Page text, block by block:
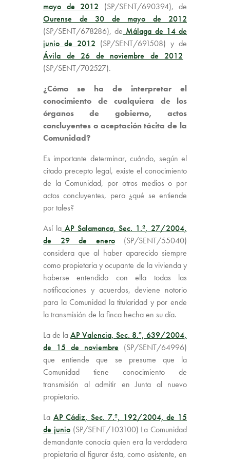
mayo de 2012 (SP/SENT/690394), de
Ourense de 30 de mayo de 2012
(SP/SENT/678286), de Málaga de 14 de
junio de 2012 (SP/SENT/691508) y de
Ávila de 26 de noviembre de 2012
(SP/SENT/702527).
¿Cómo se ha de interpretar el
conocimiento de cualquiera de los
órganos de gobierno, actos
concluyentes o aceptación tácita de la
Comunidad?
Es importante determinar, cuándo, según el
citado precepto legal, existe el conocimiento
de la Comunidad, por otros medios o por
actos concluyentes, pero ¿qué se entiende
por tales?
Así laAP Salamanca, Sec. 1.ª, 27/2004,
de 29 de enero(SP/SENT/55040)
considera que al haber aparecido siempre
como propietaria y ocupante de la vivienda y
haberse entendido con ella todas las
notificaciones y acuerdos, deviene notorio
para la Comunidad la titularidad y por ende
la transmisión de la finca hecha en su día.
La de laAP Valencia, Sec. 8.ª, 639/2004,
de 15 de noviembre (SP/SENT/64996)
que entiende que se presume que la
Comunidad tiene conocimiento de
transmisión al admitir en Junta al nuevo
propietario.
La AP Cádiz, Sec. 7.ª, 192/2004, de 15
de junio(SP/SENT/103100) La Comunidad
demandante conocía quien era la verdadera
propietaria al figurar ésta, como asistente, en